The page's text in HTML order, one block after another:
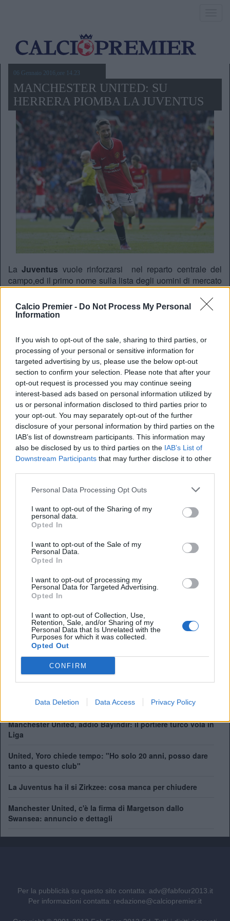
Calcio Premier - Do Not Process My Personal
Information
If you wish to opt-out of the sale, sharing to third parties, or
processing of your personal or sensitive information for
targeted advertising by us, please use the below opt-out
section to confirm your selection. Please note that after your
opt-out request is processed you may continue seeing
interest-based ads based on personal information utilized by
us or personal information disclosed to third parties prior to
your opt-out. You may separately opt-out of the further
disclosure of your personal information by third parties on the
IAB’s list of downstream participants. This information may
also be disclosed by us to third parties on the IAB’s List of
Downstream Participants that may further disclose it to other
Personal Data Processing Opt Outs
I want to opt-out of the Sharing of my
personal data.
Opted In
I want to opt-out of the Sale of my
Personal Data.
Opted In
I want to opt-out of processing my
Personal Data for Targeted Advertising.
Opted In
I want to opt-out of Collection, Use,
Retention, Sale, and/or Sharing of my
Personal Data that Is Unrelated with the
Purposes for which it was collected.
Opted Out
CONFIRM
Data Deletion Data Access Privacy Policy
06 Gennaio 2016,ore 14.23
MANCHESTER UNITED: SU
HERRERA PIOMBA LA JUVENTUS
LaJuventus vuole rinforzarsi nel reparto centrale del
campo,ed il primo nome sulla lista degli uomini di mercato
bianconeri sembra essereAnder Herrera. Il
centrocampista è in forza alManchester United
ha 26
anni, ed è ai Red Devils dopo aver giocato per la squadra
prospetta una trattativa non facile, vista la valutazione di
30 milioni che i diavoli rossi danno al metronomo
spagnolo.
Iacopo Nathan
Anno di Fondazione: 1878 come Newton Health LYR F.C.
Stadio:Old Trafford (75.731)
Presidente:Avram Glazer e Joel Glazer
Manager:Ruben Amorim
ALBO D'ORO
Premier League:20
FA Cup:13
League Cup:
FA Community Shield: 21
Champions League:3
Supercoppa Europea:
Coppa del Mondo per Club:1
a centrocampo
Manchester United, addio Bayindir: il portiere turco vola in
Liga
United, Yoro chiede tempo: "Ho solo 20 anni, posso dare
tanto a questo club"
La Juventus ha il si Zirkzee: cosa manca per chiudere
Manchester United, c'è la firma di Margetson dallo
Swansea: annuncio e dettagli
Per la pubblicità su questo sito contatta: adv@fabfour2013.it
Per informazioni contatta: redazione@calciopremier.it